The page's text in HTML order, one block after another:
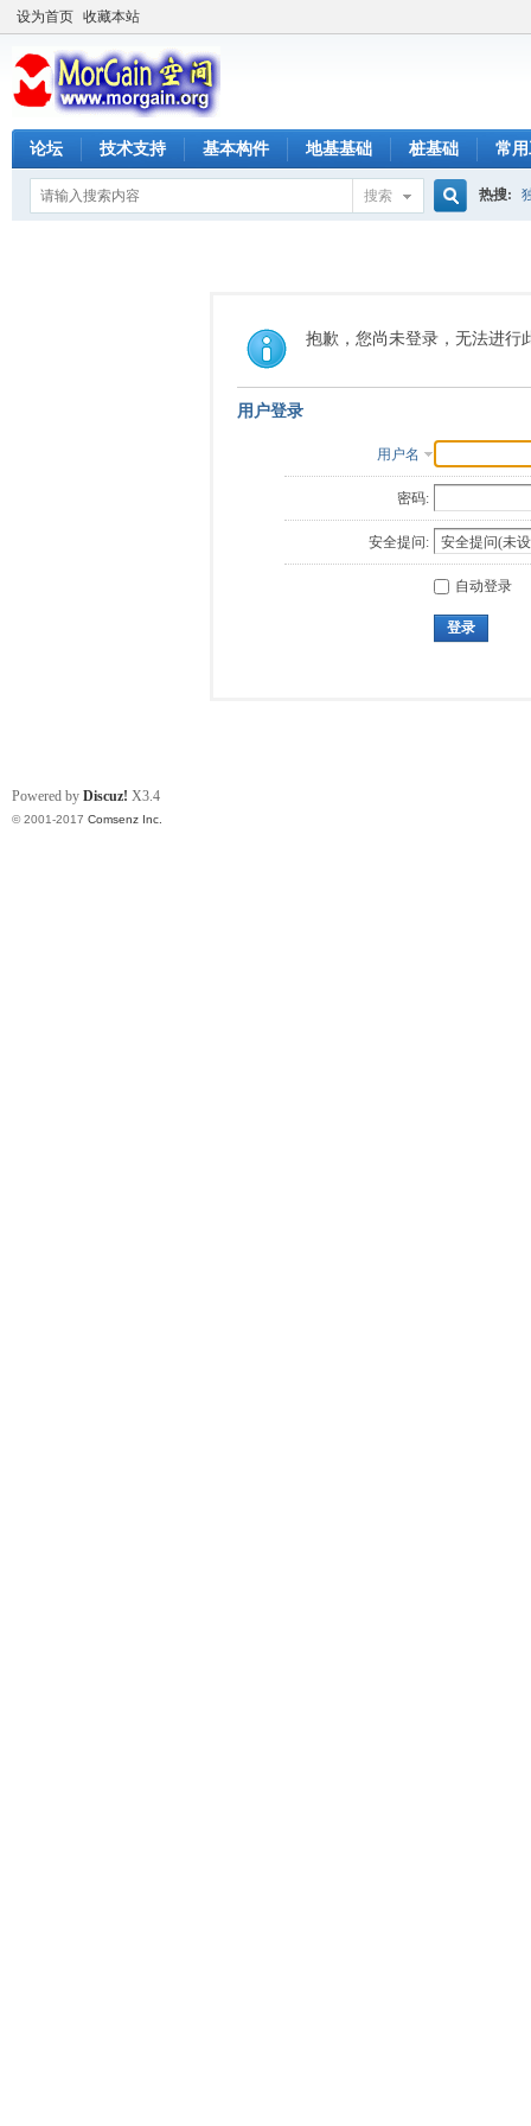
设为首页 收藏本站
论坛 技术支持 基本构件 地基基础 桩基础 常
搜索
索
热搜:
抱歉，您尚未登录，无法进行
用户登录
用户名
密码:
安全提问:
自动登录
登录
Powered by Discuz! X3.4
© 2001-2017 Comsenz Inc.